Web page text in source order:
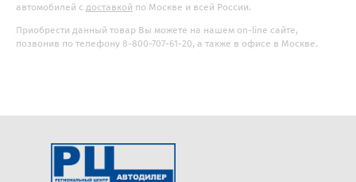
автомобилей с доставкой по Москве и всей России.
Приобрести данный товар Вы можете на нашем on-line сайте,
позвонив по телефону 8-800-707-61-20, а также в офисе в Москве.